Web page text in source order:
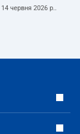
14 червня 2026 р..